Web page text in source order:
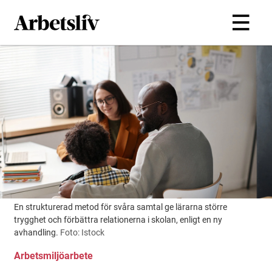
Hoppa till huvudinnehållet
En strukturerad metod för svåra samtal ge lärarna större
trygghet och förbättra relationerna i skolan, enligt en ny
avhandling. Foto: Istock
Arbetsmiljöarbete